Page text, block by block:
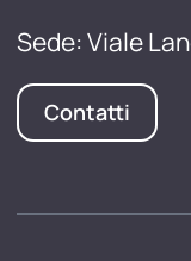
Sede: Viale
Contatti